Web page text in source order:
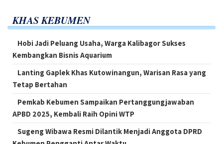
KHAS KEBUMEN
Hobi Jadi Peluang Usaha, Warga Kalibagor Sukses
Kembangkan Bisnis Aquarium
Lanting Gaplek Khas Kutowinangun, Warisan Rasa yang
Tetap Bertahan
Pemkab Kebumen Sampaikan Pertanggungjawaban
APBD 2025, Kembali Raih Opini WTP
Sugeng Wibawa Resmi Dilantik Menjadi Anggota DPRD